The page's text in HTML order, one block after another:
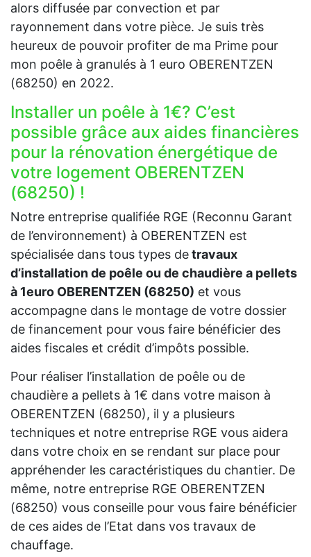
alors diffusée par convection et par
rayonnement dans votre pièce. Je suis très
heureux de pouvoir profiter de ma Prime pour
mon poêle à granulés à 1 euro OBERENTZEN
(68250) en 2022.
Installer un poêle à 1€? C’est
possible grâce aux aides financières
pour la rénovation énergétique de
votre logement OBERENTZEN
(68250) !
Notre entreprise qualifiée RGE (Reconnu Garant
de l’environnement) à OBERENTZEN est
spécialisée dans tous types detravaux
d’installation de poêle ou de chaudière a pellets
à 1euro OBERENTZEN (68250) et vous
accompagne dans le montage de votre dossier
de financement pour vous faire bénéficier des
aides fiscales et crédit d’impôts possible.
Pour réaliser l’installation de poêle ou de
chaudière a pellets à 1€ dans votre maison à
OBERENTZEN (68250), il y a plusieurs
techniques et notre entreprise RGE vous aidera
dans votre choix en se rendant sur place pour
appréhender les caractéristiques du chantier. De
même, notre entreprise RGE OBERENTZEN
(68250) vous conseille pour vous faire bénéficier
de ces aides de l’Etat dans vos travaux de
chauffage.